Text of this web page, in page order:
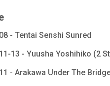
- Tentai Senshi Sunred
13 - Yuusha Yoshihiko (2
- Arakawa Under The